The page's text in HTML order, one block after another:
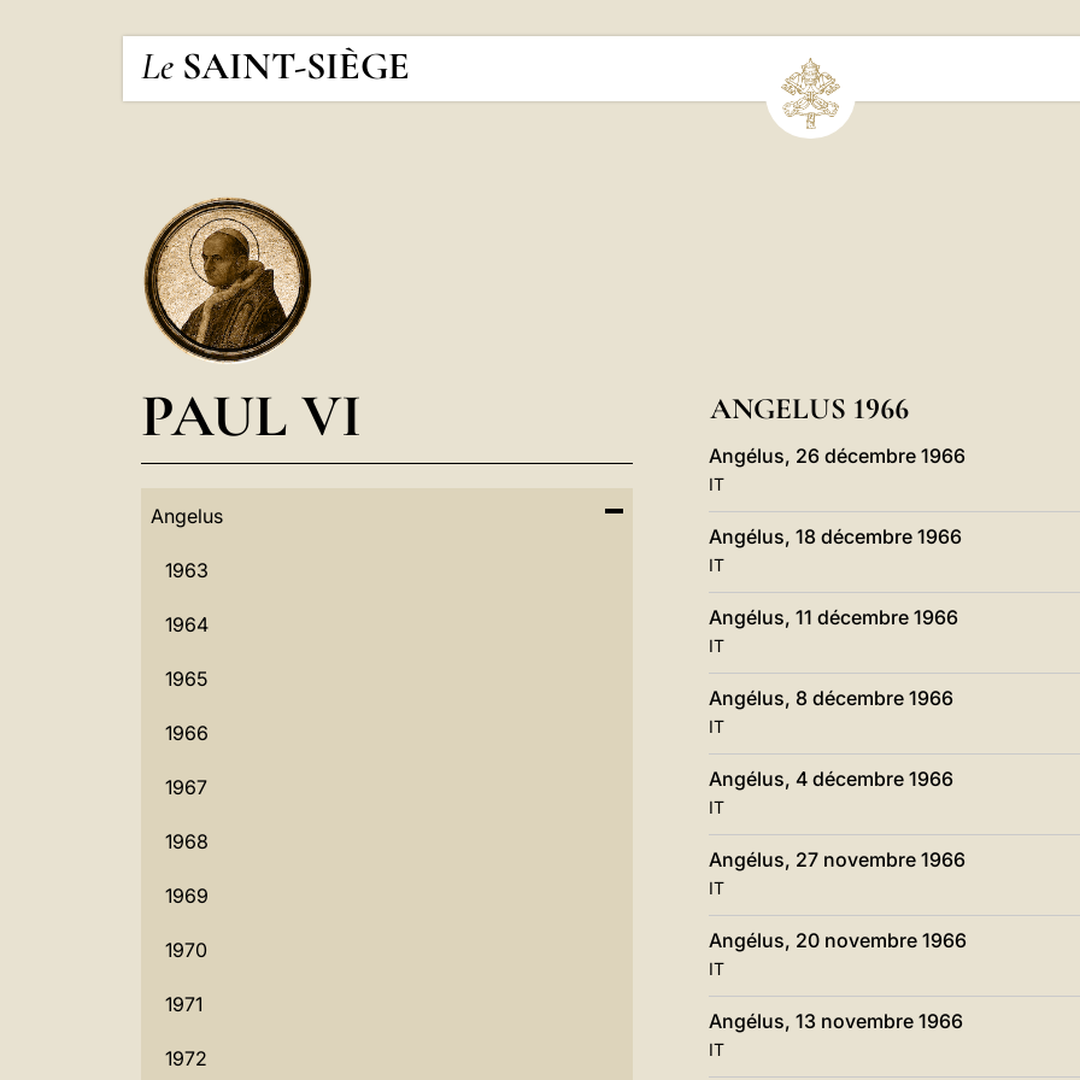
Le SAINT-SIÈGE
PAUL VI
Angelus
1963
1964
1965
1966
1967
1968
1969
1970
1971
1972
ANGELUS 1966
Angélus, 26 décembre 1966
IT
Angélus, 18 décembre 1966
IT
Angélus, 11 décembre 1966
IT
Angélus, 8 décembre 1966
IT
Angélus, 4 décembre 1966
IT
Angélus, 27 novembre 1966
IT
Angélus, 20 novembre 1966
IT
Angélus, 13 novembre 1966
IT